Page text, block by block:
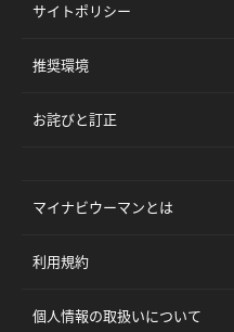
サイトポリシー
推奨環境
お詫びと訂正
マイナビウーマンとは
利用規約
個人情報の取扱いについて